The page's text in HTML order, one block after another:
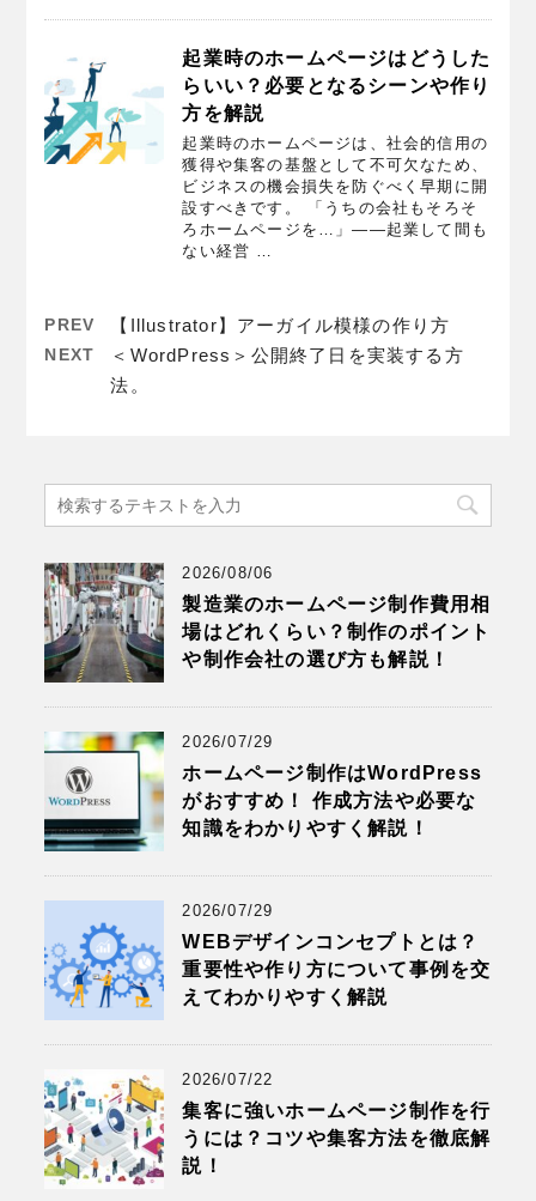
起業時のホームページはどうした
らいい？必要となるシーンや作り
方を解説
起業時のホームページは、社会的信用の
獲得や集客の基盤として不可欠なため、
ビジネスの機会損失を防ぐべく早期に開
設すべきです。 「うちの会社もそろそ
ろホームページを…」――起業して間も
ない経営 …
PREV 【Illustrator】アーガイル模様の作り方
NEXT
＜WordPress＞公開終了日を実装する方
法。
2026/08/06
製造業のホームページ制作費用相
場はどれくらい？制作のポイント
や制作会社の選び方も解説！
2026/07/29
ホームページ制作はWordPress
がおすすめ！ 作成方法や必要な
知識をわかりやすく解説！
2026/07/29
WEBデザインコンセプトとは？
重要性や作り方について事例を交
えてわかりやすく解説
2026/07/22
集客に強いホームページ制作を行
うには？コツや集客方法を徹底解
説！